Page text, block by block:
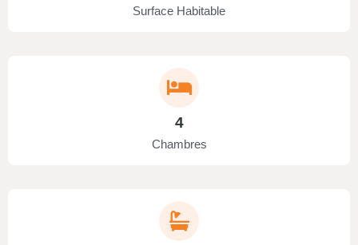
Surface Habitable
4
Chambres